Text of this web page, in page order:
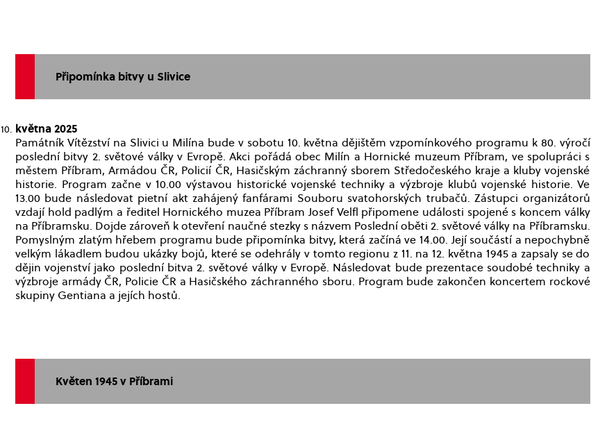
Připomínka bitvy u Slivice
května 2025
Památník Vítězství na Slivici u Milína bude v sobotu 10. května dějištěm vzpomínkového programu k 80. výročí
poslední bitvy 2. světové války v Evropě. Akci pořádá obec Milín a Hornické muzeum Příbram, ve spolupráci s
městem Příbram, Armádou ČR, Policií ČR, Hasičským záchranný sborem Středočeského kraje a kluby vojenské
historie. Program začne v 10.00 výstavou historické vojenské techniky a výzbroje klubů vojenské historie. Ve
13.00 bude následovat pietní akt zahájený fanfárami Souboru svatohorských trubačů. Zástupci organizátorů
vzdají hold padlým a ředitel Hornického muzea Příbram Josef Velfl připomene události spojené s koncem války
na Příbramsku. Dojde zároveň k otevření naučné stezky s názvem Poslední oběti 2. světové války na Příbramsku.
Pomyslným zlatým hřebem programu bude připomínka bitvy, která začíná ve 14.00. Její součástí a nepochybně
velkým lákadlem budou ukázky bojů, které se odehrály v tomto regionu z 11. na 12. května 1945 a zapsaly se do
dějin vojenství jako poslední bitva 2. světové války v Evropě. Následovat bude prezentace soudobé techniky a
výzbroje armády ČR, Policie ČR a Hasičského záchranného sboru. Program bude zakončen koncertem rockové
skupiny Gentiana a jejích hostů.
Květen 1945 v Příbrami